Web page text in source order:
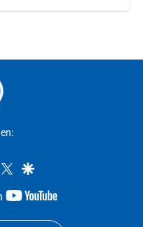
twittergoogle
youtube-